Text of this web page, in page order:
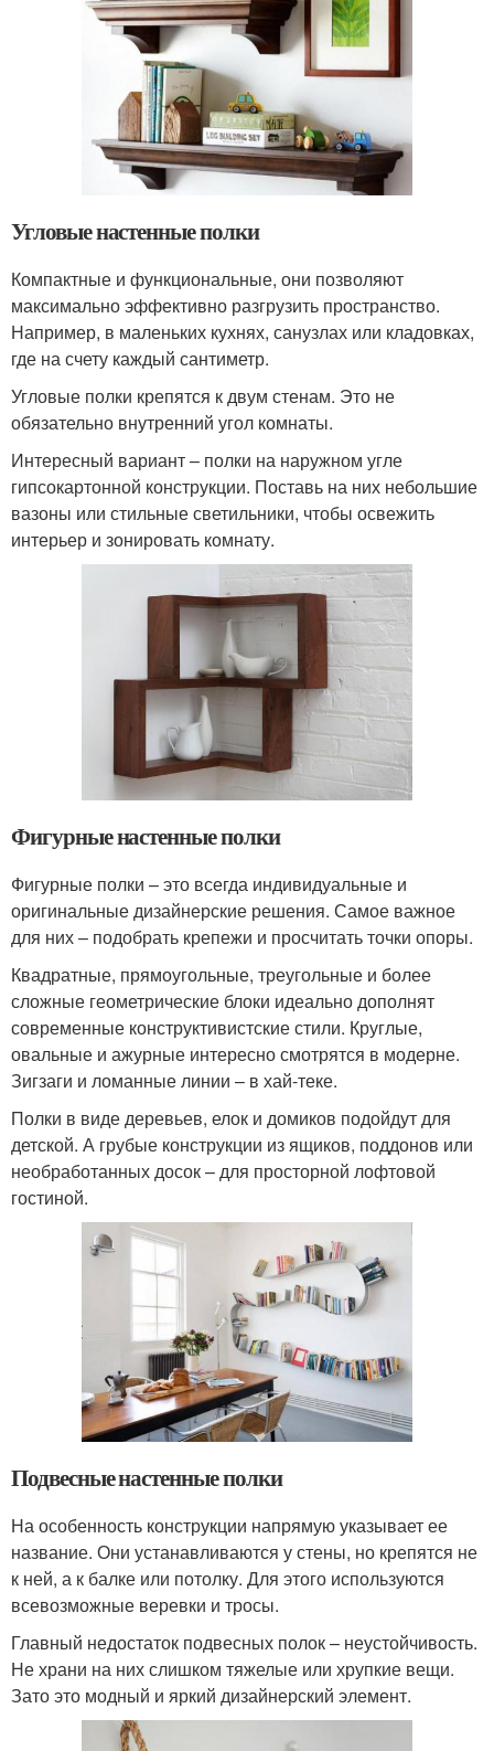
Угловые настенные полки
Компактные и функциональные, они позволяют
максимально эффективно разгрузить пространство.
Например, в маленьких кухнях, санузлах или кладовках,
где на счету каждый сантиметр.
Угловые полки крепятся к двум стенам. Это не
обязательно внутренний угол комнаты.
Интересный вариант – полки на наружном угле
гипсокартонной конструкции. Поставь на них небольшие
вазоны или стильные светильники, чтобы освежить
интерьер и зонировать комнату.
Фигурные настенные полки
Фигурные полки – это всегда индивидуальные и
оригинальные дизайнерские решения. Самое важное
для них – подобрать крепежи и просчитать точки опоры.
Квадратные, прямоугольные, треугольные и более
сложные геометрические блоки идеально дополнят
современные конструктивистские стили. Круглые,
овальные и ажурные интересно смотрятся в модерне.
Зигзаги и ломанные линии – в хай-теке.
Полки в виде деревьев, елок и домиков подойдут для
детской. А грубые конструкции из ящиков, поддонов или
необработанных досок – для просторной лофтовой
гостиной.
Подвесные настенные полки
На особенность конструкции напрямую указывает ее
название. Они устанавливаются у стены, но крепятся не
к ней, а к балке или потолку. Для этого используются
всевозможные веревки и тросы.
Главный недостаток подвесных полок – неустойчивость.
Не храни на них слишком тяжелые или хрупкие вещи.
Зато это модный и яркий дизайнерский элемент.